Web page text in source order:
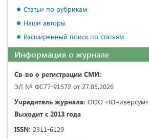
Статьи по рубрикам
Наши авторы
Расширенный поиск по статьям
Информация о журнале
Св-во о регистрации СМИ:
ЭЛ № ФС77-91572 от 27.05.2026
Учредитель журнала: ООО «Юниверсум»
Выходит с 2013 года
ISSN: 2311-6129